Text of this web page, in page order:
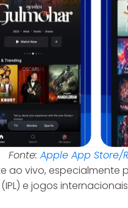
Fonte: Apple App Store/
vivo, especialmente
e jogos